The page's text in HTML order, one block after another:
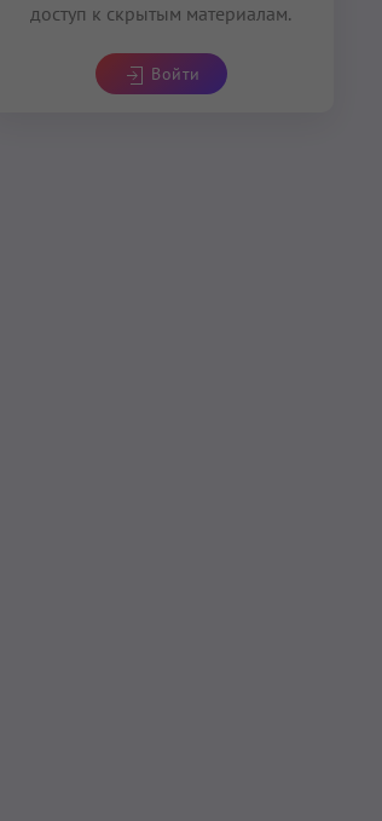
доступ к скрытым материалам.
Войти